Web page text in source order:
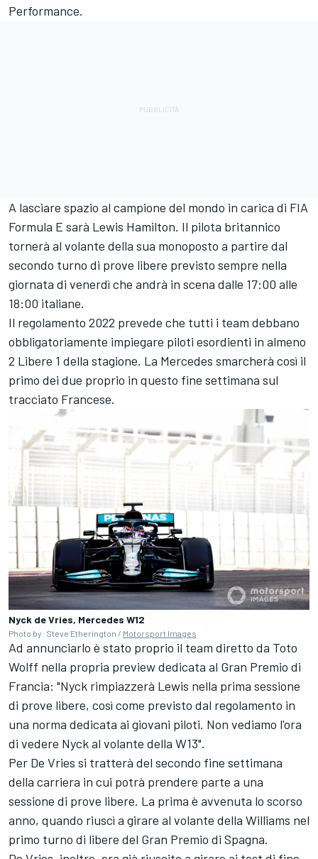
Performance.
A lasciare spazio al campione del mondo in carica di FIA
Formula E sarà Lewis Hamilton. Il pilota britannico
tornerà al volante della sua monoposto a partire dal
secondo turno di prove libere previsto sempre nella
giornata di venerdì che andrà in scena dalle 17:00 alle
18:00 italiane.
Il regolamento 2022 prevede che tutti i team debbano
obbligatoriamente impiegare piloti esordienti in almeno
2 Libere 1 della stagione. La Mercedes smarcherà così il
primo dei due proprio in questo fine settimana sul
tracciato Francese.
Nyck de Vries, Mercedes W12
Photo by: Steve Etherington / Motorsport Images
Ad annunciarlo è stato proprio il team diretto da Toto
Wolff nella propria preview dedicata al Gran Premio di
Francia: "Nyck rimpiazzerà Lewis nella prima sessione
di prove libere, così come previsto dal regolamento in
una norma dedicata ai giovani piloti. Non vediamo l'ora
di vedere Nyck al volante della W13".
Per De Vries si tratterà del secondo fine settimana
della carriera in cui potrà prendere parte a una
sessione di prove libere. La prima è avvenuta lo scorso
anno, quando riuscì a girare al volante della Williams nel
primo turno di libere del Gran Premio di Spagna.